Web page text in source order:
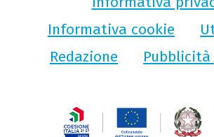
Informativa cookie
Redazione